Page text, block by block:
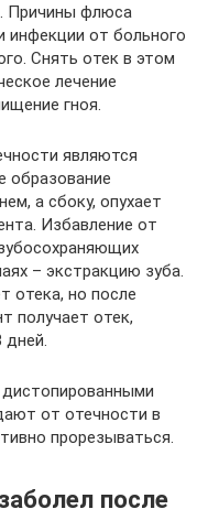
Причины флюса
инфекции от больного
Снять отек в этом
лечение
гноя.
являются
образование
а сбоку, опухает
Избавление от
– экстракцию зуба.
отека, но после
получает отек,
от отечности в
прорезываться.
после